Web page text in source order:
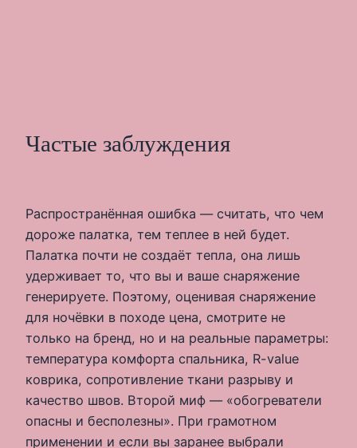
Частые заблуждения
Распространённая ошибка — считать, что чем
дороже палатка, тем теплее в ней будет.
Палатка почти не создаёт тепла, она лишь
удерживает то, что вы и ваше снаряжение
генерируете. Поэтому, оценивая снаряжение
для ночёвки в походе цена, смотрите не
только на бренд, но и на реальные параметры:
температура комфорта спальника, R-value
коврика, сопротивление ткани разрыву и
качество швов. Второй миф — «обогреватели
опасны и бесполезны». При грамотном
применении и если вы заранее выбрали